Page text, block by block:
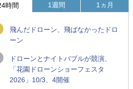
時間
飛んだドローン、飛ばなかったドロ
ーン
ドローンとナイトバブルが競演、
「花園ドローンショーフェスタ
2026」10/3、4開催
1週間 1ヵ月